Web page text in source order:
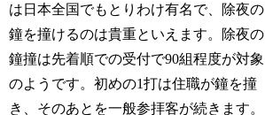
は日本全国でもとりわけ有名で、除夜の
鐘を撞けるのは貴重といえます。除夜の
鐘撞は先着順での受付で90組程度が対象
のようです。初めの1打は住職が鐘を撞
き、そのあとを一般参拝客が続きます。